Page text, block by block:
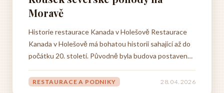
Moravě
Historie restaurace Kanada v Holešově Restaurace
Kanada v Holešově má bohatou historii sahající až do
počátku 20. století. Původně byla budova postavena
především místním obyvatelům a pocestným, kteří
RESTAURACE A PODNIKY 28. 04. 2026